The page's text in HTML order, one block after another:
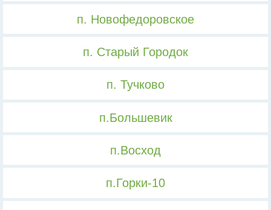
п. Новофедоровское
п. Старый Городок
п. Тучково
п.Большевик
п.Восход
п.Горки-10